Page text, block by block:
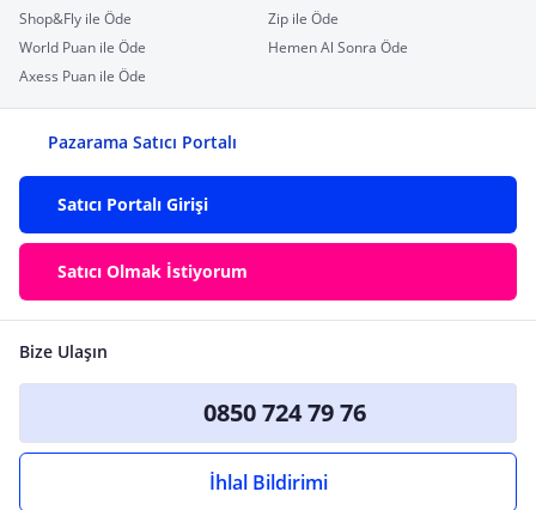
Shop&Fly ile Öde
Zip ile Öde
World Puan ile Öde
Hemen Al Sonra Öde
Axess Puan ile Öde
Pazarama Satıcı Portalı
Satıcı Portalı Girişi
Satıcı Olmak İstiyorum
Bize Ulaşın
0850 724 79 76
İhlal Bildirimi